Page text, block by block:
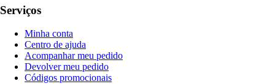
Serviços
Minha conta
Centro de ajuda
Acompanhar meu pedido
Devolver meu pedido
Códigos promocionais